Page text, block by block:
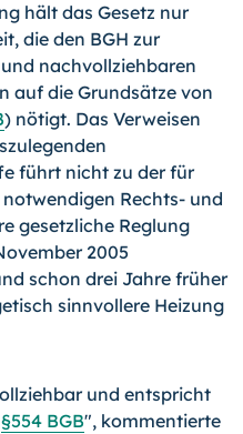
hält das Gesetz nur
die den BGH zur
nachvollziehbaren
auf die Grundsätze von
) nötigt. Das Verweisen
führt nicht zu der für
Rechts- und
gesetzliche Reglung
2005
schon drei Jahre früher
sinnvollere Heizung
und entspricht
§554 BGB", kommentierte